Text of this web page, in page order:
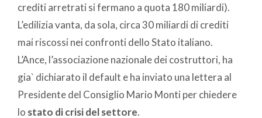
crediti arretrati si fermano a quota 180 miliardi).
L’edilizia vanta, da sola, circa 30 miliardi di crediti
mai riscossi nei confronti dello Stato italiano.
L’Ance, l’associazione nazionale dei costruttori, ha
gia` dichiarato il default e ha inviato una lettera al
Presidente del Consiglio Mario Monti per chiedere
lo stato di crisi del settore.